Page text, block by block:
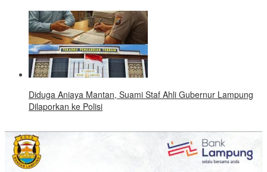
Diduga Aniaya Mantan, Suami Staf Ahli Gubernur Lampung
Dilaporkan ke Polisi